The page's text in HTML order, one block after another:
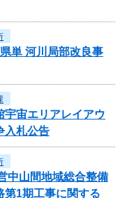
単 河川局部改良事
宇宙エリアレイアウ
入札公告
中山間地域総合整備
1期工事に関する